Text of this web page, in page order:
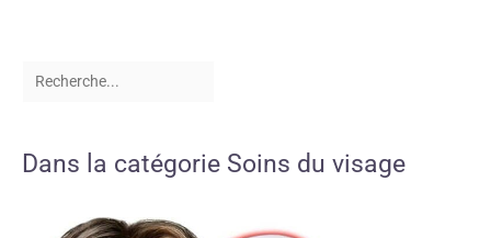
Dans la catégorie Soins du visage